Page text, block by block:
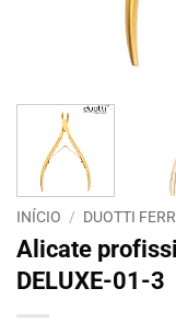
INÍCIO / DUOTTI
Alicate
DELUXE-01-3